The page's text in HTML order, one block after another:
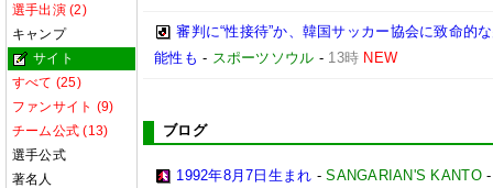
選手出演 (2)
キャンプ
サイト
すべて (25)
ファンサイト (9)
チーム公式 (13)
選手公式
著名人
審判に“性接待”か、韓国サッカー協会に致命
能性も - スポーツソウル - 13時 NEW
ブログ
1992年8月7日生まれ -SANGARIAN'S KANTO